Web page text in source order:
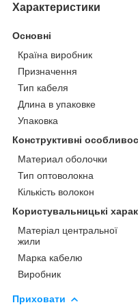
Характеристики
Основні
Країна виробник
Призначення
Тип кабеля
Длина в упаковке
Упаковка
Конструктивні
Материал оболочки
Тип оптоволокна
Кількість волокон
Користувальницькі
Матеріал центральної
жили
Марка кабелю
Виробник
Приховати